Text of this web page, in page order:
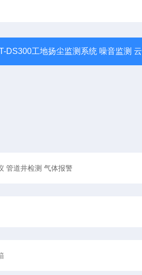
DS300工地扬尘监测系统 噪音监测 云端提醒功能 噪声自动监测系统